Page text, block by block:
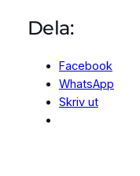
Dela:
Facebook
WhatsApp
Skriv ut